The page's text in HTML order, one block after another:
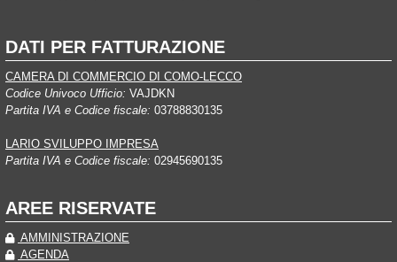
DATI PER FATTURAZIONE
CAMERA DI COMMERCIO DI COMO-LECCO
Codice Univoco Ufficio: VAJDKN
Partita IVA e Codice fiscale: 03788830135
LARIO SVILUPPO IMPRESA
Partita IVA e Codice fiscale: 02945690135
AREE RISERVATE
AMMINISTRAZIONE
AGENDA